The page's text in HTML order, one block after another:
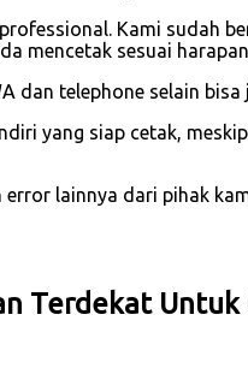
Kami sudah
mencetak sesuai
dan telephone selain
yang siap cetak,
lainnya dari pihak
Terdekat Untuk